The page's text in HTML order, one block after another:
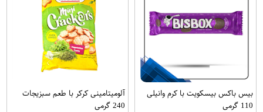
بیس باکس بیسکویت با کرم وانیلی
110 گرمی
آلومیتامینی کرکر با طعم سبزیجات
240 گرمی